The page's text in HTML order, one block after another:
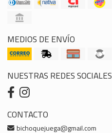
MEDIOS DE ENVÍO
NUESTRAS REDES SOCIALES
CONTACTO
bichoquejuega@gmail.com